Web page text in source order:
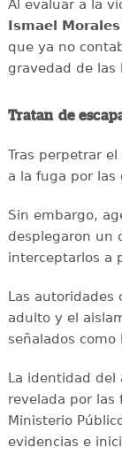
Al evaluar a la
Ismael
que ya no
gravedad de las
Tratan de
Tras perpetrar
a la fuga por las
Sin embargo,
desplegaron un
interceptarlos a
Las autoridades
adulto y el
señalados
La identidad del
revelada por las
Ministerio
evidencias e